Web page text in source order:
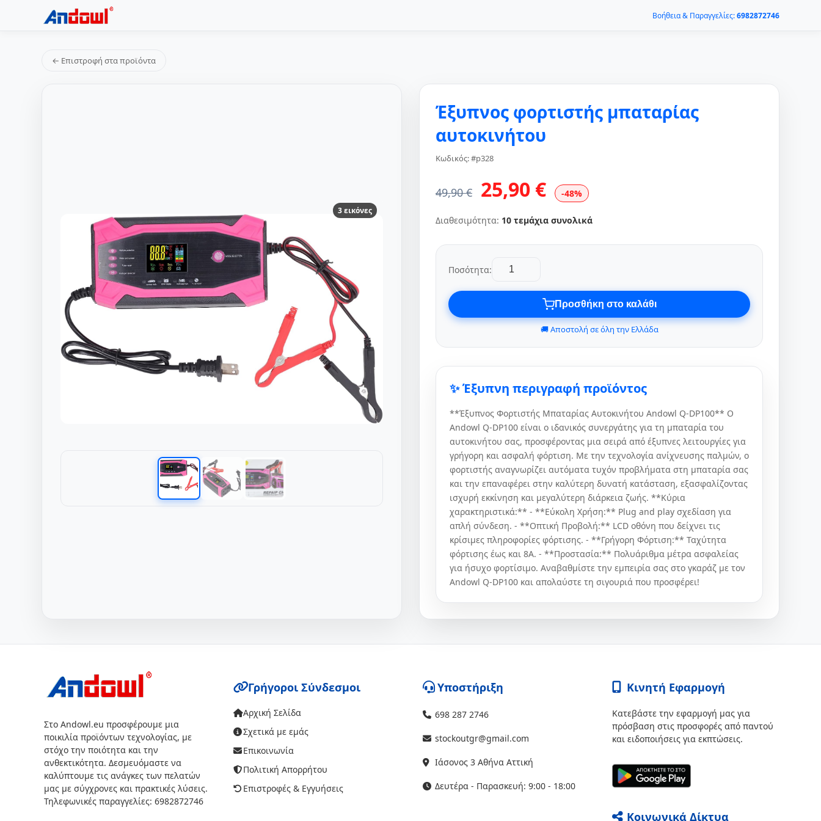
Βοήθεια & Παραγγελίες:6982872746
← Επιστροφή στα προϊόντα
3 εικόνες
Έξυπνος φορτιστής μπαταρίας
αυτοκινήτου
Κωδικός: #p328
49,90 € 25,90 € -48%
Διαθεσιμότητα: 10 τεμάχια συνολικά
Ποσότητα:
Προσθήκη στο καλάθι
🚚 Αποστολή σε όλη την Ελλάδα
✨ Έξυπνη περιγραφή προϊόντος
**Έξυπνος Φορτιστής Μπαταρίας Αυτοκινήτου Andowl Q-DP100** Ο
Andowl Q-DP100 είναι ο ιδανικός συνεργάτης για τη μπαταρία του
αυτοκινήτου σας, προσφέροντας μια σειρά από έξυπνες λειτουργίες για
γρήγορη και ασφαλή φόρτιση. Με την τεχνολογία ανίχνευσης παλμών, ο
φορτιστής αναγνωρίζει αυτόματα τυχόν προβλήματα στη μπαταρία σας
και την επαναφέρει στην καλύτερη δυνατή κατάσταση, εξασφαλίζοντας
ισχυρή εκκίνηση και μεγαλύτερη διάρκεια ζωής. **Κύρια
χαρακτηριστικά:** - **Εύκολη Χρήση:** Plug and play σχεδίαση για
απλή σύνδεση. - **Οπτική Προβολή:** LCD οθόνη που δείχνει τις
κρίσιμες πληροφορίες φόρτισης. - **Γρήγορη Φόρτιση:** Ταχύτητα
φόρτισης έως και 8Α. - **Προστασία:** Πολυάριθμα μέτρα ασφαλείας
για ήσυχο φορτίσιμο. Αναβαθμίστε την εμπειρία σας στο γκαράζ με τον
Andowl Q-DP100 και απολαύστε τη σιγουριά που προσφέρει!
Στο Andowl.eu προσφέρουμε μια
ποικιλία προϊόντων τεχνολογίας, με
στόχο την ποιότητα και την
ανθεκτικότητα. Δεσμευόμαστε να
καλύπτουμε τις ανάγκες των πελατών
μας με σύγχρονες και πρακτικές λύσεις.
Τηλεφωνικές παραγγελίες: 6982872746
Γρήγοροι Σύνδεσμοι
Αρχική Σελίδα
Σχετικά με εμάς
Επικοινωνία
Πολιτική Απορρήτου
Επιστροφές & Εγγυήσεις
Υποστήριξη
698 287 2746
stockoutgr@gmail.com
Ιάσονος 3 Αθήνα Αττική
Δευτέρα - Παρασκευή: 9:00 - 18:00
Κινητή Εφαρμογή
Κατεβάστε την εφαρμογή μας για
πρόσβαση στις προσφορές από παντού
και ειδοποιήσεις για εκπτώσεις.
Κοινωνικά Δίκτυα